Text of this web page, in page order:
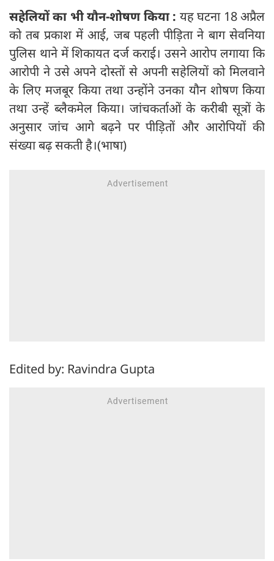
सहेलियों का भी यौन-शोषण किया : यह घटना 18 अप्रैल
को तब प्रकाश में आई, जब पहली पीड़िता ने बाग सेवनिया
पुलिस थाने में शिकायत दर्ज कराई। उसने आरोप लगाया कि
आरोपी ने उसे अपने दोस्तों से अपनी सहेलियों को मिलवाने
के लिए मजबूर किया तथा उन्होंने उनका यौन शोषण किया
तथा उन्हें ब्लैकमेल किया। जांचकर्ताओं के करीबी सूत्रों के
अनुसार जांच आगे बढ़ने पर पीड़ितों और आरोपियों की
संख्या बढ़ सकती है।(भाषा)
Edited by: Ravindra Gupta